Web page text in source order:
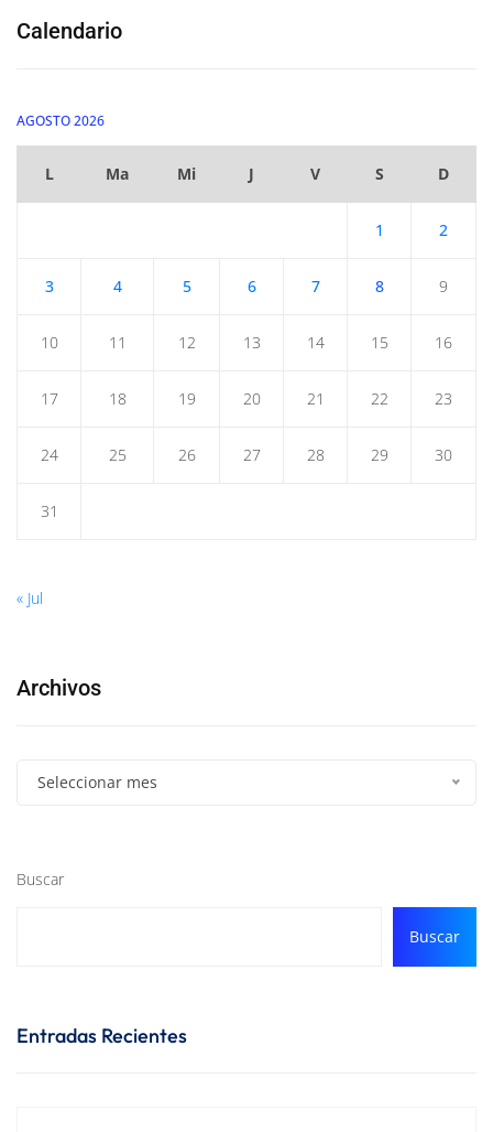
Calendario
AGOSTO 2026
L Ma Mi J V S D
1 2
3 4 5 6 7 8 9
10 11 12 13 14 15 16
17 18 19 20 21 22 23
24 25 26 27 28 29 30
31
« Jul
Archivos
Seleccionar mes
Buscar
Buscar
Entradas Recientes